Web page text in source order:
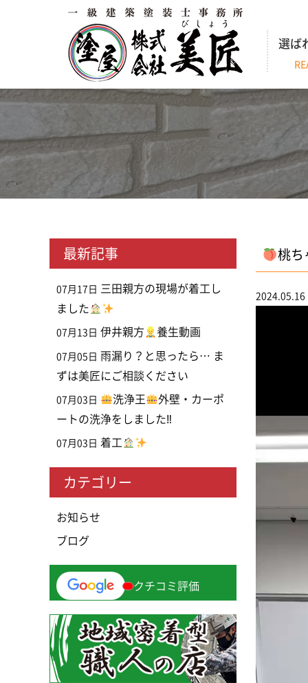
選ば
桃ち
2024.05.16
最新記事
07月17日
三田親方の現場が着工し
ました
07月13日 伊井親方 養生動画
07月05日 雨漏り？と思ったら… ま
ずは美匠にご相談ください
07月03日 洗浄王
外壁・カーポ
ートの洗浄をしました‼
07月03日 着工
カテゴリー
お知らせ
ブログ
クチコミ評価